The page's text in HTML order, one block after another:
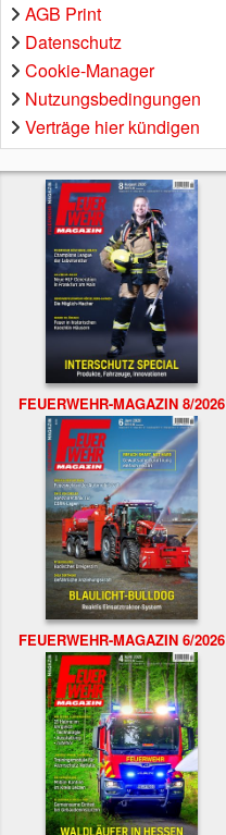
AGB Print
Datenschutz
Cookie-Manager
Nutzungsbedingungen
Verträge hier kündigen
FEUERWEHR-MAGAZIN 8/2026
FEUERWEHR-MAGAZIN 6/2026